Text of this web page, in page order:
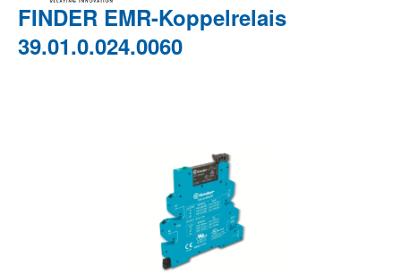
FINDER EMR-Koppelrelais
39.01.0.024.0060